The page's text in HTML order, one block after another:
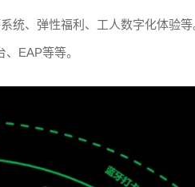
统、弹性福利、工人数字化体验等
EAP等等。